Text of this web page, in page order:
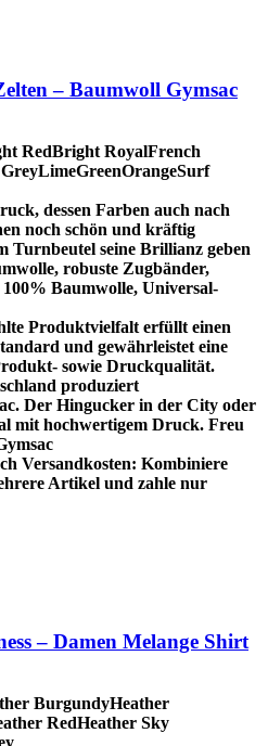
– Baumwoll Gymsac
RedBright RoyalFrench
LimeGreenOrangeSurf
dessen Farben auch nach
noch schön und kräftig
Turnbeutel seine Brillianz geben
robuste Zugbänder,
Baumwolle, Universal-
Produktvielfalt erfüllt einen
und gewährleistet eine
sowie Druckqualität.
produziert
Der Hingucker in der City oder
mit hochwertigem Druck. Freu
Versandkosten: Kombiniere
Artikel und zahle nur
– Damen Melange Shirt
BurgundyHeather
RedHeather Sky